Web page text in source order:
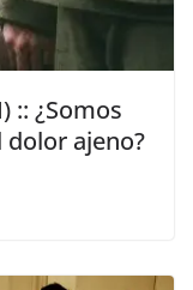
:: ¿Somos
dolor ajeno?